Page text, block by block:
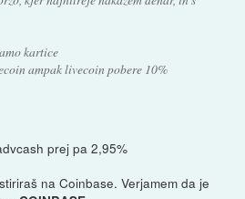
kartice
ampak livecoin pobere 10%
prej pa 2,95%
na Coinbase. Verjamem da je